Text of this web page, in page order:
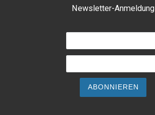
Newsletter-Anmeldung